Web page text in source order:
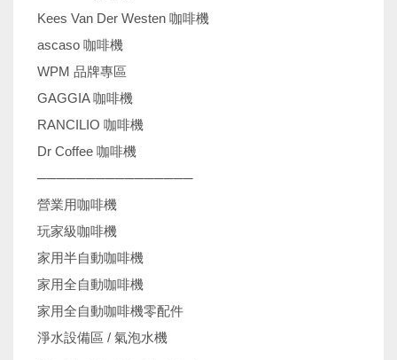
Kees Van Der Westen 咖啡機
ascaso 咖啡機
WPM 品牌專區
GAGGIA 咖啡機
RANCILIO 咖啡機
Dr Coffee 咖啡機
────────────────
營業用咖啡機
玩家級咖啡機
家用半自動咖啡機
家用全自動咖啡機
家用全自動咖啡機零配件
淨水設備區 / 氣泡水機